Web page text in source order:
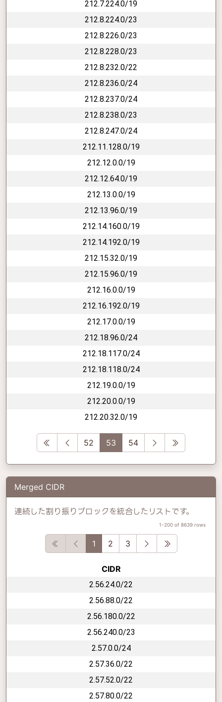
212.7.224.0/19
212.8.224.0/23
212.8.226.0/23
212.8.228.0/23
212.8.232.0/22
212.8.236.0/24
212.8.237.0/24
212.8.238.0/23
212.8.247.0/24
212.11.128.0/19
212.12.0.0/19
212.12.64.0/19
212.13.0.0/19
212.13.96.0/19
212.14.160.0/19
212.14.192.0/19
212.15.32.0/19
212.15.96.0/19
212.16.0.0/19
212.16.192.0/19
212.17.0.0/19
212.18.96.0/24
212.18.117.0/24
212.18.118.0/24
212.19.0.0/19
212.20.0.0/19
212.20.32.0/19
First Previous
52 53 54 Next
Merged CIDR
連続した割り振りブロックを統合したリストです。
1-200 of 8639 rows
First Previous
1 2 3 Next Last
CIDR
2.56.24.0/22
2.56.88.0/22
2.56.180.0/22
2.56.240.0/23
2.57.0.0/24
2.57.36.0/22
2.57.52.0/22
2.57.80.0/22